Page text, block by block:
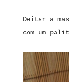
Deitar a
com um